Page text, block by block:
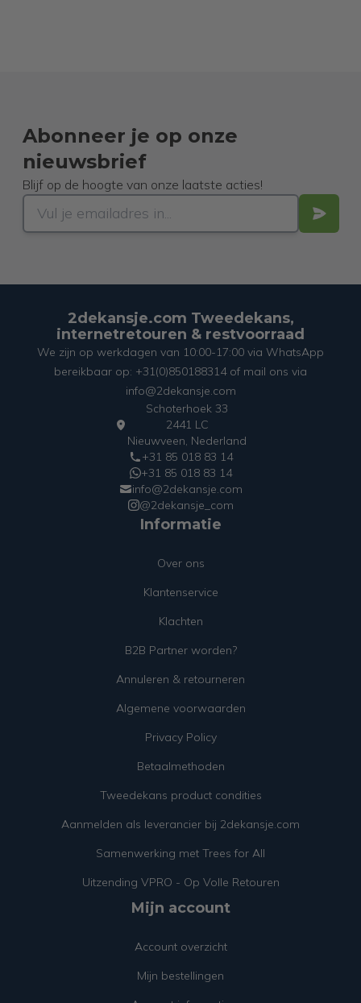
Abonneer je op onze
nieuwsbrief
Blijf op de hoogte van onze laatste acties!
2dekansje.com Tweedekans,
internetretouren & restvoorraad
We zijn op werkdagen van 10:00-17:00 via WhatsApp
bereikbaar op: +31(0)850188314 of mail ons via
info@2dekansje.com
Schoterhoek 33
2441 LC
Nieuwveen, Nederland
+31 85 018 83 14
+31 85 018 83 14
info@2dekansje.com
@2dekansje_com
Informatie
Over ons
Klantenservice
Klachten
B2B Partner worden?
Annuleren & retourneren
Algemene voorwaarden
Privacy Policy
Betaalmethoden
Tweedekans product condities
Aanmelden als leverancier bij 2dekansje.com
Samenwerking met Trees for All
Uitzending VPRO - Op Volle Retouren
Mijn account
Account overzicht
Mijn bestellingen